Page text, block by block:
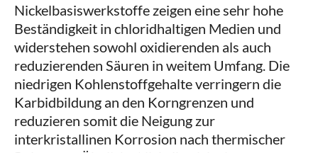
Nickelbasiswerkstoffe zeigen eine sehr hohe
Beständigkeit in chloridhaltigen Medien und
widerstehen sowohl oxidierenden als auch
reduzierenden Säuren in weitem Umfang. Die
niedrigen Kohlenstoffgehalte verringern die
Karbidbildung an den Korngrenzen und
reduzieren somit die Neigung zur
interkristallinen Korrosion nach thermischer